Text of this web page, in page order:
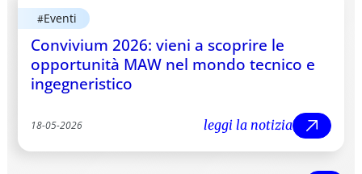
#Eventi
Convivium 2026: vieni a scoprire le
opportunità MAW nel mondo tecnico e
ingegneristico
18-05-2026 leggi la notizia